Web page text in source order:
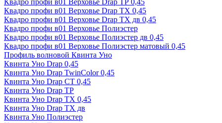
Квадро профи в01 Верховье Drap ТР 0,45
Квадро профи в01 Верховье Drap ТХ 0,45
Квадро профи в01 Верховье Drap ТХ дв 0,45
Квадро профи в01 Верховье Полиэстер
Квадро профи в01 Верховье Полиэстер дв 0,45
Квадро профи в01 Верховье Полиэстер матовый 0,45
Профиль волновой Квинта Уно
Квинта Уно Drap 0,45
Квинта Уно Drap TwinColor 0,45
Квинта Уно Drap СТ 0,45
Квинта Уно Drap ТР
Квинта Уно Drap ТХ 0,45
Квинта Уно Drap ТХ дв
Квинта Уно Полиэстер